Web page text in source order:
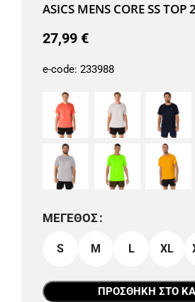
ASICS MENS CORE SS
27,99 €
e-code: 233988
ΜΈΓΕΘΟΣ
S M L XL
ΠΡΟΣΘΉΚΗ ΣΤΟ